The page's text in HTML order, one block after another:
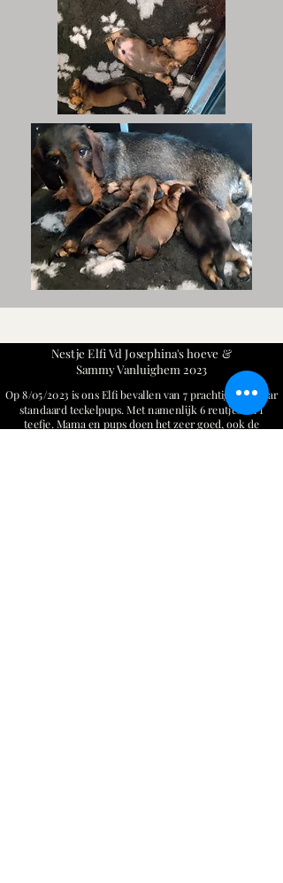
Nestje Elfi Vd Josephina's hoeve &
Sammy Vanluighem 2023
Op 8/05/2023 is ons Elfi bevallen van 7 prachtige ruwhaar
standaard teckelpups. Met namenlijk 6 reutjes en 1
teefje. Mama en pups doen het zeer goed, ook de